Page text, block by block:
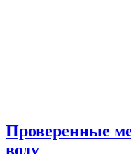
Проверенные
воду